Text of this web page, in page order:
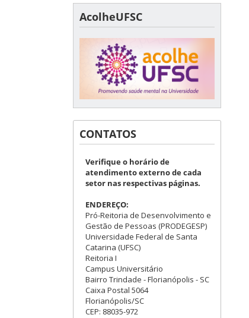
AcolheUFSC
CONTATOS
Verifique o horário de
atendimento externo de cada
setor nas respectivas páginas.
ENDEREÇO:
Pró-Reitoria de Desenvolvimento e
Gestão de Pessoas (PRODEGESP)
Universidade Federal de Santa
Catarina (UFSC)
Reitoria I
Campus Universitário
Bairro Trindade - Florianópolis - SC
Caixa Postal 5064
Florianópolis/SC
CEP: 88035-972